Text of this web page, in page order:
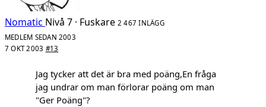
Nomatic Nivå 7 · Fuskare 2 467 INLÄGG
MEDLEM SEDAN 2003
7 OKT 2003 #13
Jag tycker att det är bra med poäng,En fråga
jag undrar om man förlorar poäng om man
"Ger Poäng"?